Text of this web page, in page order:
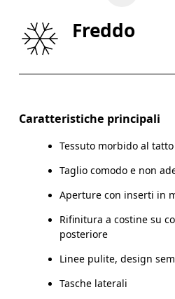
FIANCHI 89
Come prendere le misure
Freddo
Caratteristiche principali
Tessuto morbido al tatto
Taglio comodo e non
Aperture con inserti in
Rifinitura a costine su
posteriore
Linee pulite, design
Tasche laterali